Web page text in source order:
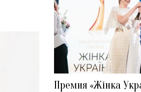
Премия «Жінка